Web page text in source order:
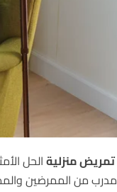
منزليةالحل
من الممرضين